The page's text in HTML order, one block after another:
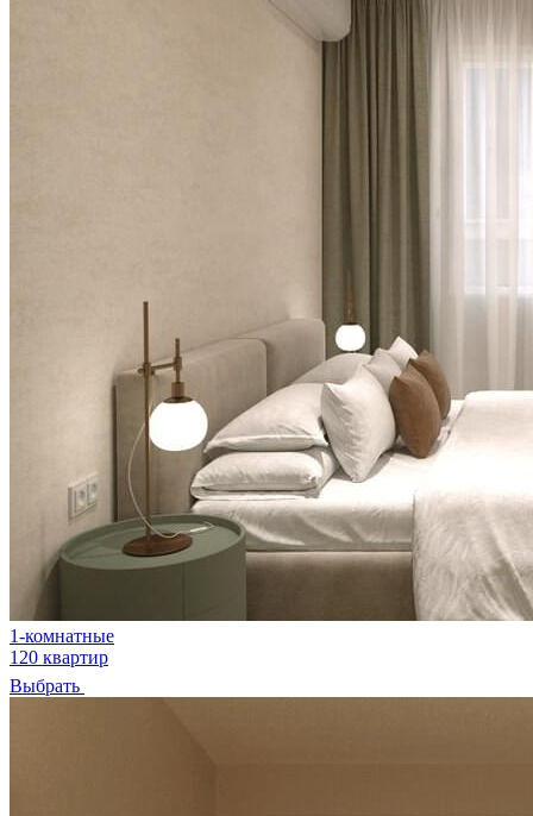
1-комнатные
120 квартир
Выбрать